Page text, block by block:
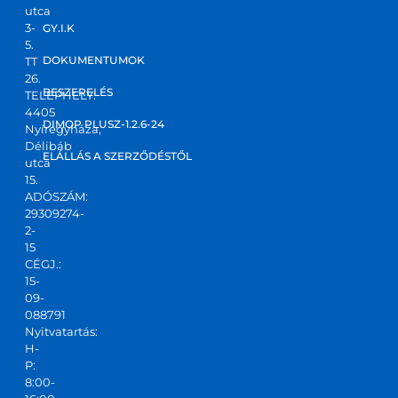
utca
3-
5.
TT
26.
TELEPHELY:
4405
Nyíregyháza,
Délibáb
utca
15.
ADÓSZÁM:
29309274-
2-
15
CÉGJ.:
15-
09-
088791
Nyitvatartás:
H-
P:
8:00-
GY.I.K
DOKUMENTUMOK
BESZERELÉS
DIMOP PLUSZ-1.2.6-24
ELÁLLÁS A SZERZŐDÉSTŐL